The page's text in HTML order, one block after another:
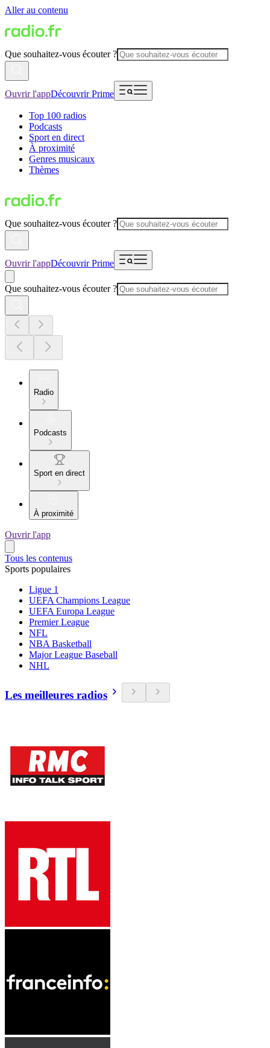
Aller au contenu
Que souhaitez-vous écouter ?
Ouvrir l'appDécouvrir Prime
Top 100 radios
Podcasts
Sport en direct
À proximité
Genres musicaux
Thèmes
Que souhaitez-vous écouter ?
Ouvrir l'appDécouvrir Prime
Que souhaitez-vous écouter ?
Radio
Podcasts
Sport en direct
À proximité
Ouvrir l'app
Tous les contenus
Sports populaires
Ligue 1
UEFA Champions League
UEFA Europa League
Premier League
NFL
NBA Basketball
Major League Baseball
NHL
Les meilleures radios